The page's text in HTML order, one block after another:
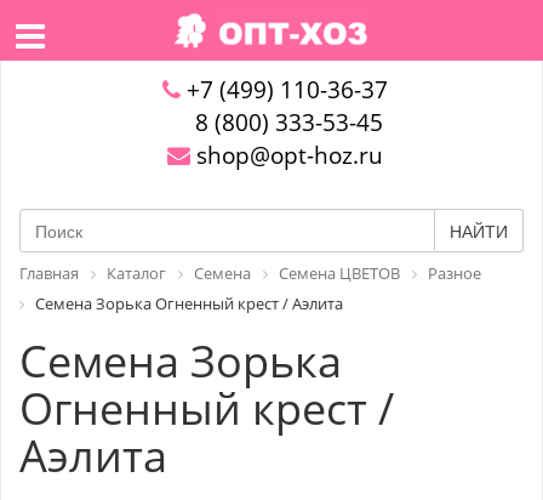
+7 (499) 110-36-37
8 (800) 333-53-45
shop@opt-hoz.ru
НАЙТИ
Главная Каталог Семена Семена ЦВЕТОВ
Разное
Семена Зорька Огненный крест / Аэлита
Семена Зорька
Огненный крест /
Аэлита